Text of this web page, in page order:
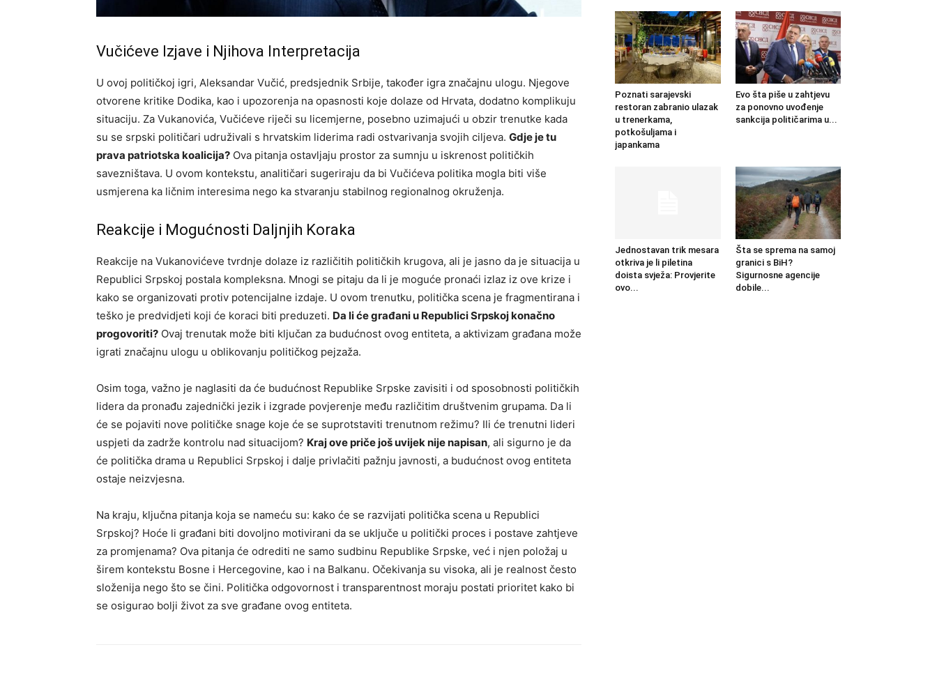
Vučićeve Izjave i Njihova Interpretacija
U ovoj političkoj igri, Aleksandar Vučić, predsjednik Srbije, također igra značajnu ulogu. Njegove
otvorene kritike Dodika, kao i upozorenja na opasnosti koje dolaze od Hrvata, dodatno komplikuju
situaciju. Za Vukanovića, Vučićeve riječi su licemjerne, posebno uzimajući u obzir trenutke kada
su se srpski političari udruživali s hrvatskim liderima radi ostvarivanja svojih ciljeva. Gdje je tu
prava patriotska koalicija? Ova pitanja ostavljaju prostor za sumnju u iskrenost političkih
savezništava. U ovom kontekstu, analitičari sugeriraju da bi Vučićeva politika mogla biti više
usmjerena ka ličnim interesima nego ka stvaranju stabilnog regionalnog okruženja.
Reakcije i Mogućnosti Daljnjih Koraka
Reakcije na Vukanovićeve tvrdnje dolaze iz različitih političkih krugova, ali je jasno da je situacija u
Republici Srpskoj postala kompleksna. Mnogi se pitaju da li je moguće pronaći izlaz iz ove krize i
kako se organizovati protiv potencijalne izdaje. U ovom trenutku, politička scena je fragmentirana i
teško je predvidjeti koji će koraci biti preduzeti. Da li će građani u Republici Srpskoj konačno
progovoriti? Ovaj trenutak može biti ključan za budućnost ovog entiteta, a aktivizam građana može
igrati značajnu ulogu u oblikovanju političkog pejzaža.
Osim toga, važno je naglasiti da će budućnost Republike Srpske zavisiti i od sposobnosti političkih
lidera da pronađu zajednički jezik i izgrade povjerenje među različitim društvenim grupama. Da li
će se pojaviti nove političke snage koje će se suprotstaviti trenutnom režimu? Ili će trenutni lideri
uspjeti da zadrže kontrolu nad situacijom? Kraj ove priče još uvijek nije napisan, ali sigurno je da
će politička drama u Republici Srpskoj i dalje privlačiti pažnju javnosti, a budućnost ovog entiteta
ostaje neizvjesna.
Na kraju, ključna pitanja koja se nameću su: kako će se razvijati politička scena u Republici
Srpskoj? Hoće li građani biti dovoljno motivirani da se uključe u politički proces i postave zahtjeve
za promjenama? Ova pitanja će odrediti ne samo sudbinu Republike Srpske, već i njen položaj u
širem kontekstu Bosne i Hercegovine, kao i na Balkanu. Očekivanja su visoka, ali je realnost često
složenija nego što se čini. Politička odgovornost i transparentnost moraju postati prioritet kako bi
se osigurao bolji život za sve građane ovog entiteta.
Poznati sarajevski
restoran zabranio ulazak
u trenerkama,
potkošuljama i
japankama
Evo šta piše u zahtjevu
za ponovno uvođenje
sankcija političarima u...
Jednostavan trik mesara
otkriva je li piletina
doista svježa: Provjerite
ovo...
Šta se sprema na samoj
granici s BiH?
Sigurnosne agencije
dobile...